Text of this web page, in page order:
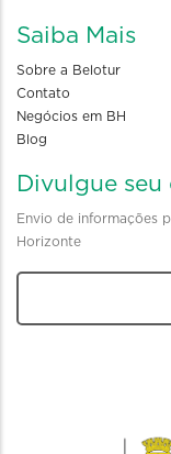
Saiba Mais
Sobre a Belotur
Contato
Negócios em BH
Blog
Divulgue seu
Envio de informações
Horizonte